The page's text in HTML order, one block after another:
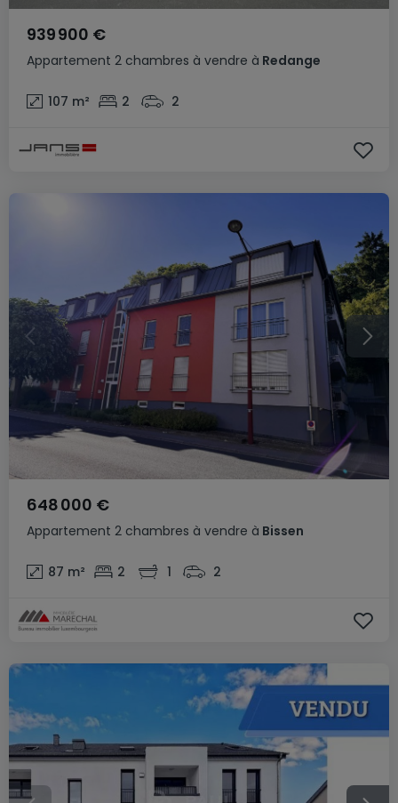
Appartement 2 chambres à vendre à Redange
939 900 €
107 m² 2 2
Appartement 2 chambres à vendre à Bissen
648 000 €
87 m² 2 1 2